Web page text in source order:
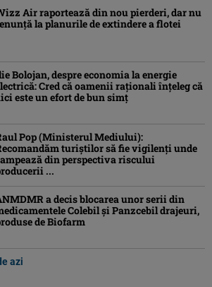
Air raportează din nou pierderi, dar nu
la planurile de extindere a flotei
Bolojan, despre economia la energie
Cred că oamenii raţionali înţeleg că
este un efort de bun simţ
Pop (Ministerul Mediului):
turiştilor să fie vigilenţi unde
din perspectiva riscului
...
a decis blocarea unor serii din
Colebil și Panzcebil drajeuri,
de Biofarm
azi